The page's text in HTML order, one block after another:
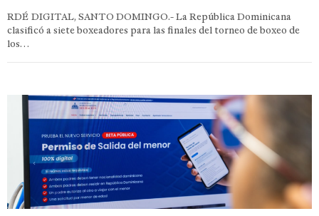
RDÉ DIGITAL, SANTO DOMINGO.- La República Dominicana
clasificó a siete boxeadores para las finales del torneo de boxeo de
los…